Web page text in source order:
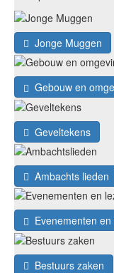
Jonge Muggen
Gebouw en
Geveltekens
Ambachts lieden
Evenementen en
Bestuurs zaken